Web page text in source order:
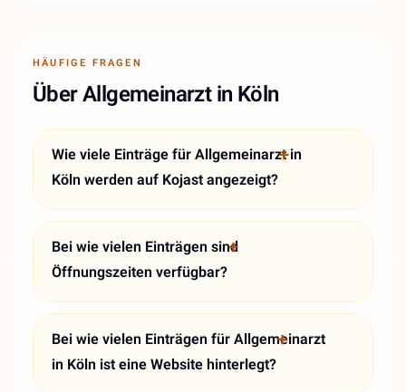
HÄUFIGE FRAGEN
Über Allgemeinarzt in Köln
Wie viele Einträge für Allgemeinarzt in
Köln werden auf Kojast angezeigt?
Bei wie vielen Einträgen sind
Öffnungszeiten verfügbar?
Bei wie vielen Einträgen für Allgemeinarzt
in Köln ist eine Website hinterlegt?